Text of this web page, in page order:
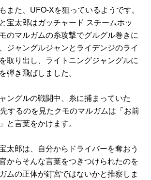
また、UFO-Xを狙っているようです。
宝太郎はガッチャード スチームホッ
のマルガムの糸攻撃でグルグル巻きに
ジャングルジャンとライデンジのライ
取り出し、ライトニングジャングルに
弾き飛ばしました。
ングルの戦闘中、糸に捕まっていた
するのを見たクモのマルガムは「お前
と言葉をかけます。
太郎は、自分からドライバーを奪おう
からそんな言葉をつきつけられたのを
ムの正体が釘宮ではないかと推察しま